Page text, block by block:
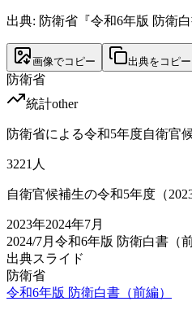
出典: 防衛省『令和6年版 防衛
画像でコピー 出典をコピー
防衛省
統計other
防衛省による令和5年度自衛官
3221 人
自衛官候補生の令和5年度（
2023年2024年7月
2024/7月 令和6年版 防衛白書（前
出典スライド
防衛省
令和6年版 防衛白書（前編）